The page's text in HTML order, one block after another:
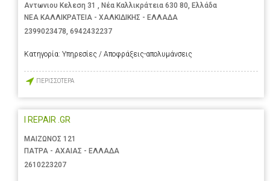
Αντωνιου Κελεση 31 , Νέα Καλλικράτεια 630 80, Ελλάδα
ΝΕΑ ΚΑΛΛΙΚΡΑΤΕΙΑ - ΧΑΛΚΙΔΙΚΗΣ - ΕΛΛΑΔΑ
2399023478 6942432237
Κατηγορία: Υπηρεσίες / Αποφράξεις-απολυμάνσεις
ΠΕΡΙΣΣΟΤΕΡΑ
I REPAIR .GR
ΜΑΙΖΩΝΟΣ 121
ΠΑΤΡΑ - ΑΧΑΙΑΣ - ΕΛΛΑΔΑ
2610223207